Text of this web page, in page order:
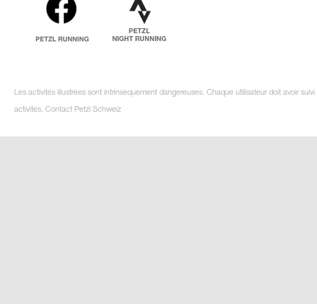
Les activités illustrées sont intrinsèquement dangereuses. Chaque utilisateur doit avoir
activités. Contact Petzl Schweiz